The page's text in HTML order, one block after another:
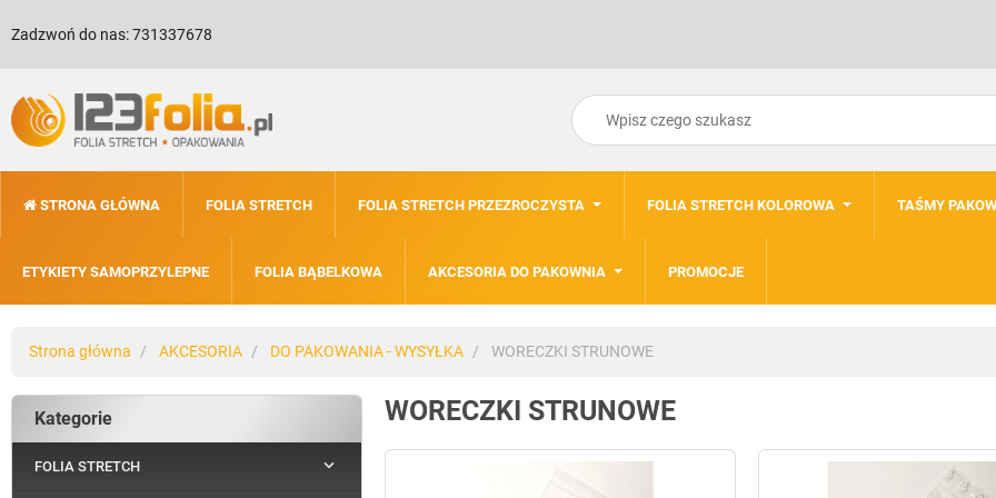
Zadzwoń do nas:731337678
STRONA GŁÓWNA FOLIA STRETCH FOLIA STRETCH PRZEZROCZYSTA FOLIA STRETCH KOLOROWA TAŚMY
ETYKIETY SAMOPRZYLEPNE FOLIA BĄBELKOWA AKCESORIA DO PAKOWNIA PROMOCJE
Strona główna AKCESORIA DO PAKOWANIA - WYSYŁKA WORECZKI STRUNOWE
Kategorie
FOLIA STRETCH 
WORECZKI STRUNOWE